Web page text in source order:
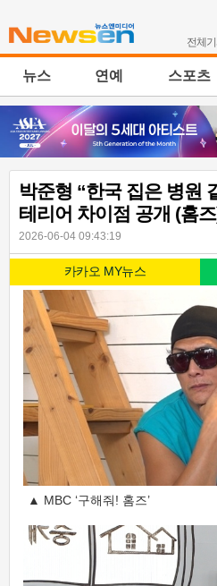
전체
뉴스 연예 스포츠
박준형 “한국 집은 병원
테리어 차이점 공개 (홈
2026-06-04 09:43:19
카카오 MY뉴스
▲ MBC ‘구해줘! 홈즈’